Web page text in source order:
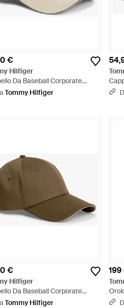
€
Hilfiger
Da Baseball Corporate
- Neutro
Tommy Hilfiger
€
Hilfiger
Da Baseball Corporate
- Marrone
Tommy Hilfiger